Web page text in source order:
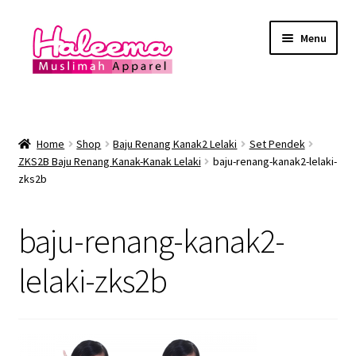
Skip
navigation
Skip
content
Menu
Lokasi Kedai
YEAR END SALE
Baju Renang Muslimah
Baju Renang Lelaki
Baju Renang Kanak2 Lelaki
Home Shop Baju Renang Kanak2 Lelaki
Set Pendek
ZKS2B Baju Renang Kanak-Kanak Lelaki
baju-renang-kanak2-lelaki-
zks2b
baju-renang-kanak2-
lelaki-zks2b